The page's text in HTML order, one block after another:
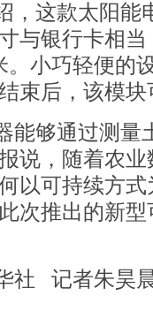
，这款太阳能
与银行卡相当
。小巧轻便的
束后，该模
能够通过测量
说，随着农
以可持续方
次推出的新
社
记者朱昊